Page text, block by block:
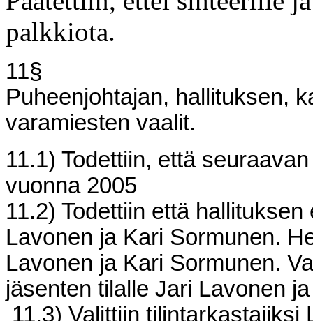
palkkiota.
11§
Puheenjohtajan, hallituksen,
varamiesten vaalit.
11.1) Todettiin, että
vuonna 2005
11.2) Todettiin että
Lavonen ja Kari Sormunen.
Lavonen ja Kari Sormunen.
jäsenten tilalle Jari Lavonen
11.3) Valittiin